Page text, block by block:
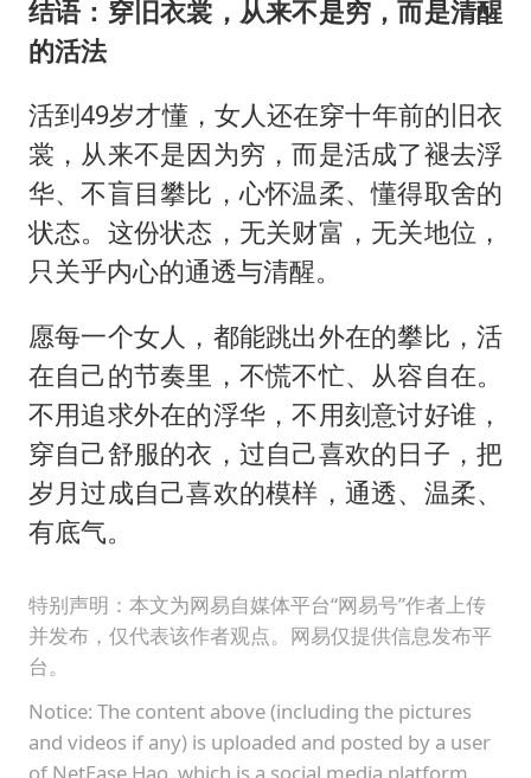
结语：穿旧衣裳，从来不是穷，而是清醒
的活法
活到49岁才懂，女人还在穿十年前的旧衣
裳，从来不是因为穷，而是活成了褪去浮
华、不盲目攀比，心怀温柔、懂得取舍的
状态。这份状态，无关财富，无关地位，
只关乎内心的通透与清醒。
愿每一个女人，都能跳出外在的攀比，活
在自己的节奏里，不慌不忙、从容自在。
不用追求外在的浮华，不用刻意讨好谁，
穿自己舒服的衣，过自己喜欢的日子，把
岁月过成自己喜欢的模样，通透、温柔、
有底气。
特别声明：本文为网易自媒体平台“网易号”作者上传
并发布，仅代表该作者观点。网易仅提供信息发布平
台。
Notice: The content above (including the pictures
and videos if any) is uploaded and posted by a user